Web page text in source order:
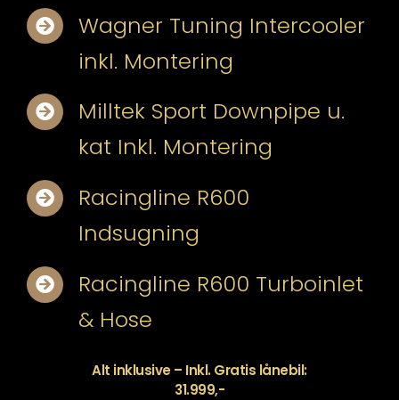
Wagner Tuning Intercooler
inkl. Montering
Milltek Sport Downpipe u.
kat Inkl. Montering
Racingline R600
Indsugning
Racingline R600 Turboinlet
& Hose
Alt inklusive – Inkl. Gratis lånebil:
31.999,-